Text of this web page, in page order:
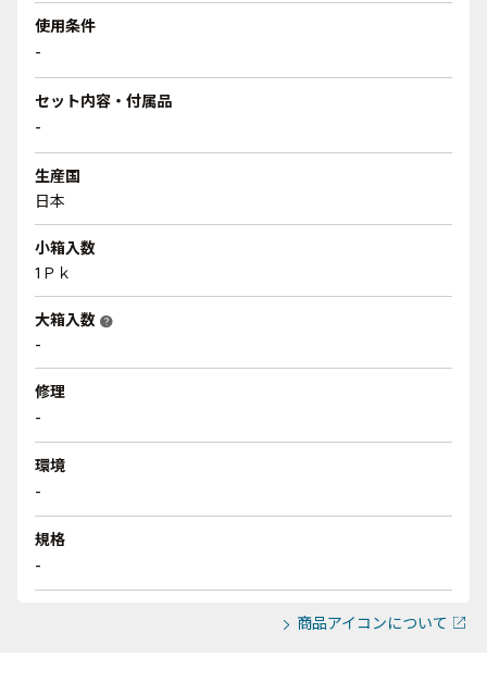
使用条件
-
セット内容・付属品
-
生産国
日本
小箱入数
1Ｐｋ
大箱入数 help
-
修理
-
環境
-
規格
-
商品アイコンについて